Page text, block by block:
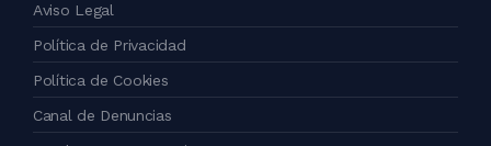
Aviso Legal
Política de Privacidad
Política de Cookies
Canal de Denuncias